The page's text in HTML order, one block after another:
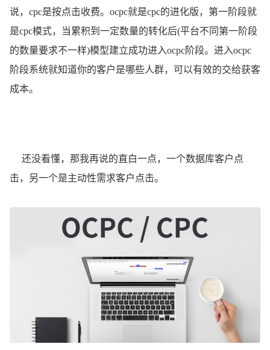
说，cpc是按点击收费。ocpc就是cpc的进化版，第一阶段就
是cpc模式，当累积到一定数量的转化后(平台不同第一阶段
的数量要求不一样)模型建立成功进入ocpc阶段。进入ocpc
阶段系统就知道你的客户是哪些人群，可以有效的交给获客
成本。
还没看懂，那我再说的直白一点，一个数据库客户点
击，另一个是主动性需求客户点击。